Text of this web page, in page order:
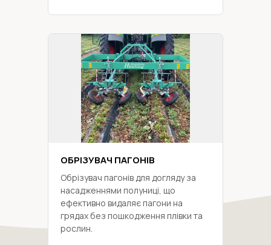
ОБРІЗУВАЧ ПАГОНІВ
Обрізувач пагонів для догляду за
насадженнями полуниці, що
ефективно видаляє пагони на
грядах без пошкодження плівки та
рослин.